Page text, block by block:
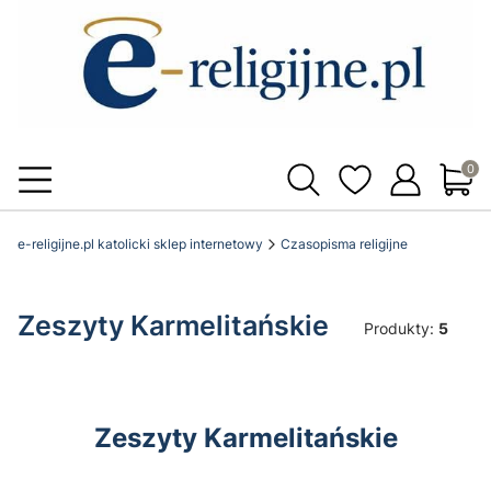
e-religijne.pl katolicki sklep internetowy Czasopisma religijne
Zeszyty Karmelitańskie Produkty: 5
Zeszyty Karmelitańskie